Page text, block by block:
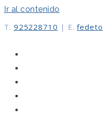
Ir al contenido
T. 925228710 | E.